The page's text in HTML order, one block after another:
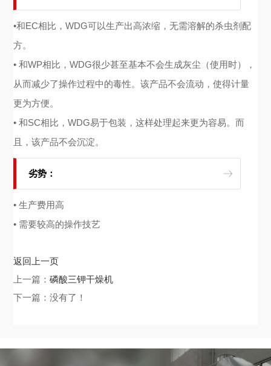
•和EC相比，WDG可以生产出高浓缩，无需溶解的杀虫剂配
方。
• 和WP相比，WDG很少甚至基本不会生成灰尘（使用时），
从而减少了操作过程中的毒性。该产品不会流动，使得计量
更为方便。
• 和SC相比，WDG易于包装，这样处理起来更为容易。而
且，该产品不会沉淀。
劣势：
• 生产费用高
• 需要较高的操作技艺
返回上一页
上一篇：磷酸三钾干燥机
下一篇：没有了！